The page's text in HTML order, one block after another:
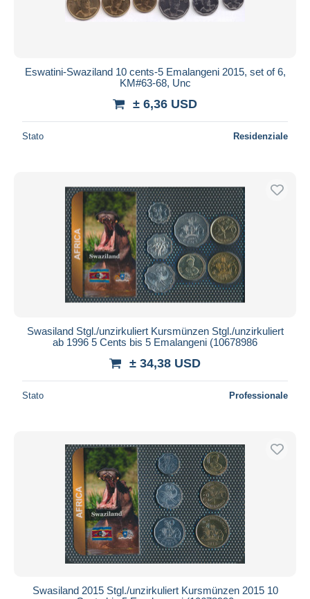
Eswatini-Swaziland 10 cents-5 Emalangeni 2015, set of 6,
KM#63-68, Unc
± 6,36 USD
Stato Residenziale
Swasiland Stgl./unzirkuliert Kursmünzen Stgl./unzirkuliert
ab 1996 5 Cents bis 5 Emalangeni (10678986
± 34,38 USD
Stato Professionale
Swasiland 2015 Stgl./unzirkuliert Kursmünzen 2015 10